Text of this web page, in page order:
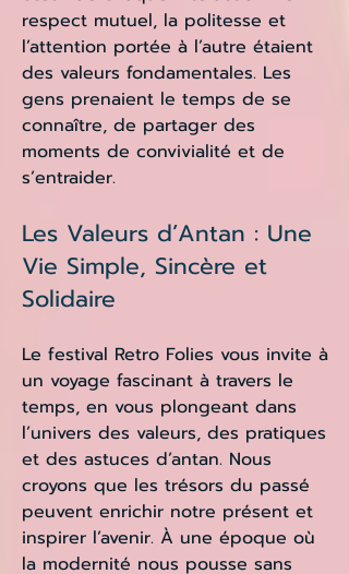
respect mutuel, la politesse et
l’attention portée à l’autre étaient
des valeurs fondamentales. Les
gens prenaient le temps de se
connaître, de partager des
moments de convivialité et de
s’entraider.
Les Valeurs d’Antan : Une
Vie Simple, Sincère et
Solidaire
Le festival Retro Folies vous invite à
un voyage fascinant à travers le
temps, en vous plongeant dans
l’univers des valeurs, des pratiques
et des astuces d’antan. Nous
croyons que les trésors du passé
peuvent enrichir notre présent et
inspirer l’avenir. À une époque où
la modernité nous pousse sans